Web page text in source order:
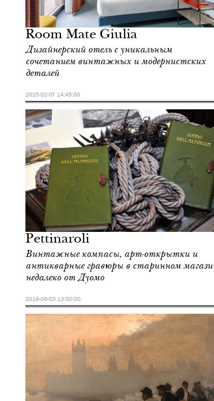
Room Mate Giulia
Дизайнерский отель с уникальным
сочетанием винтажных и модернистских
деталей
2025-02-07 14:45:00
Отели
Милан
Pettinaroli
Винтажные компасы, арт-открытки и
антикварные гравюры в старинном
недалеко от Дуомо
2016-09-03 13:00:00
Культура
Милан